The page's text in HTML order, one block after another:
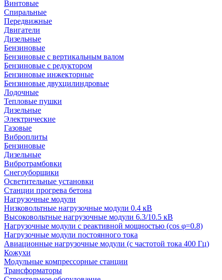
Винтовые
Спиральные
Передвижные
Двигатели
Дизельные
Бензиновые
Бензиновые с вертикальным валом
Бензиновые с редуктором
Бензиновые инжекторные
Бензиновые двухцилиндровые
Лодочные
Тепловые пушки
Дизельные
Электрические
Газовые
Виброплиты
Бензиновые
Дизельные
Вибротрамбовки
Снегоуборщики
Осветительные установки
Станции прогрева бетона
Нагрузочные модули
Низковольтные нагрузочные модули 0.4 кВ
Высоковольтные нагрузочные модули 6.3/10.5 кВ
Нагрузочные модули с реактивной мощностью (cos φ=0.8)
Нагрузочные модули постоянного тока
Авиационные нагрузочные модули (с частотой тока 400 Гц)
Кожухи
Модульные компрессорные станции
Трансформаторы